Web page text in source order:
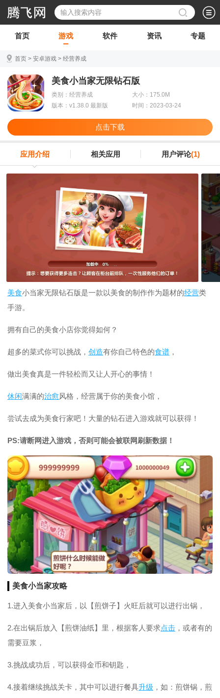
首页 游戏 软件 资讯 专题
首页 > 安卓游戏 > 经营养成
美食小当家无限钻石版
类别：经营养成
大小：175.0M
版本：v1.38.0 最新版
时间：2023-03-24
点击下载
应用介绍 相关应用 用户评论(1)
美食小当家无限钻石版是一款以美食的制作作为题材的经营类
手游。
拥有自己的美食小店你觉得如何？
超多的菜式你可以挑战， 创造有你自己特色的食谱 ，
做出美食真是一件轻松而又让人开心的事情！
休闲满满的治愈风格，经营属于你的美食小馆，
尝试去成为美食行家吧！大量的钻石进入游戏就可以获得！
PS:请断网进入游戏，否则可能会被联网刷新数据！
美食小当家攻略
1.进入美食小当家后，以【煎饼子】火旺后就可以进行出锅，
2.在出锅后放入【煎饼油纸】里，根据客人要求点击 ，或者有的
需要豆浆，
3.挑战成功后，可以获得金币和钥匙，
4.接着继续挑战关卡，其中可以进行餐具升级 ，如：煎饼锅，煎